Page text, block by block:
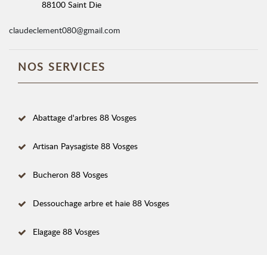
88100 Saint Die
claudeclement080@gmail.com
NOS SERVICES
Abattage d'arbres 88 Vosges
Artisan Paysagiste 88 Vosges
Bucheron 88 Vosges
Dessouchage arbre et haie 88 Vosges
Elagage 88 Vosges